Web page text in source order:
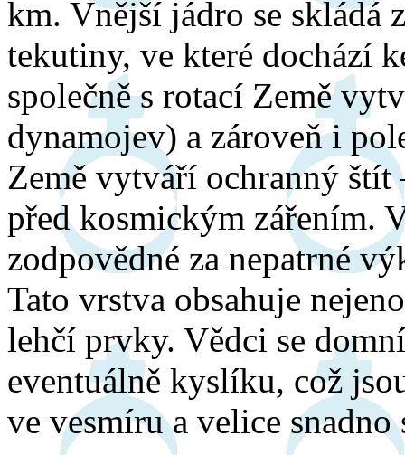
km. Vnější jádro se skládá
tekutiny, ve které dochází
společně s rotací Země
dynamojev) a zároveň i
Země vytváří ochranný štít
před kosmickým zářením.
zodpovědné za nepatrné
Tato vrstva obsahuje
lehčí prvky. Vědci se
eventuálně kyslíku, což
ve vesmíru a velice